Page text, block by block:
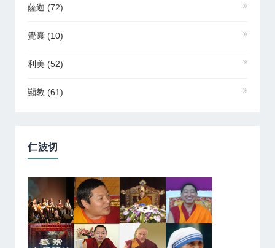
薩迦 (72)
覺囊 (10)
利美 (52)
顯教 (61)
仁波切